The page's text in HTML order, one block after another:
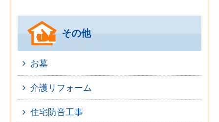
その他
お墓
介護リフォーム
住宅防音工事